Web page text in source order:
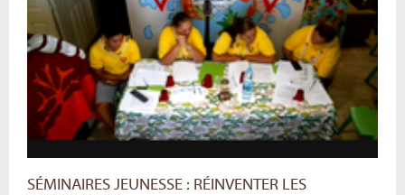
SÉMINAIRES JEUNESSE : RÉINVENTER LES